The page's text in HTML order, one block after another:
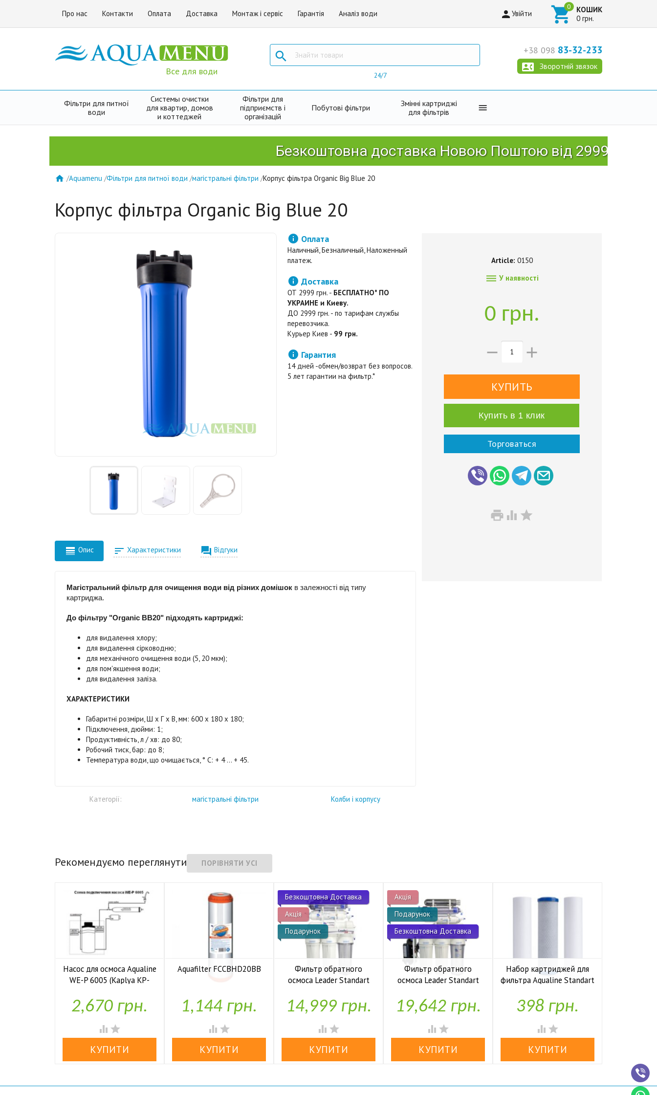
Про нас Контакти Оплата Доставка Монтаж і сервіс Гарантія Аналіз води Увійти  КОШИК
0 грн.
Все для води

24/7
+38 098 83-32-233
Зворотній звязок
Фільтри для питної
води
Системы очистки
для квартир, домов
и коттеджей
Фільтри для
підприємств і
організацій
Побутові фільтри
Змінні картриджі
для фільтрів

Безкоштовна доставка Новою Поштою від 2999 грн!
 /Aquamenu /Фільтри для питної води /магістральні фільтри /Корпус фільтра Organic Big Blue 20
Корпус фільтра Organic Big Blue 20
Article: 0150
 У наявності
0 грн.
 
Купить в 1 клик
Торговаться
  
 Оплата
Наличный, Безналичный, Наложенный
платеж.
 Доставка
ОТ 2999 грн. - БЕСПЛАТНО* ПО
УКРАИНЕ и Киеву.
ДО 2999 грн. - по тарифам службы
перевозчика.
Курьер Киев - 99 грн.
 Гарантия
14 дней -обмен/возврат без вопросов.
5 лет гарантии на фильтр.*
 Опис  Характеристики  Відгуки
Магістральний фільтр для очищення води від різних домішокв залежності від типу
картриджа.
До фільтру "Organic BB20" підходять картриджі:
для видалення хлору;
для видалення сірководню;
для механічного очищення води (5, 20 мкм);
для пом'якшення води;
для видалення заліза.
ХАРАКТЕРИСТИКИ
Габаритні розміри, Ш х Г х В, мм: 600 х 180 х 180;
Підключення, дюйми: 1;
Продуктивність, л / хв: до 80;
Робочий тиск, бар: до 8;
Температура води, що очищається, ° С: + 4 ... + 45.
Категорії: магістральні фільтри Колби і корпусу
Рекомендуємо переглянути
Насос для осмоса Aqualine
WE-P 6005 (Kaplya KP-
 У наявності
2,670 грн.
 
Aquafilter FCCBHD20BB
1,144 грн.
 
Безкоштовна Доставка
Акція
Подарунок
Фильтр обратного
осмоса Leader Standart
У наявності
14,999 грн.
 
Акція
Подарунок
Безкоштовна Доставка
Фильтр обратного
осмоса Leader Standart
У наявності
19,642 грн.
 
Набор картриджей для
фильтра Aqualine Standart
 У наявності
398 грн.
 